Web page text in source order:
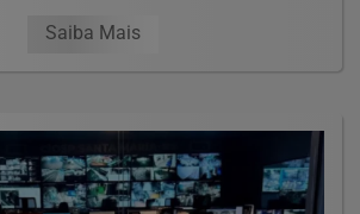
Saiba Mais